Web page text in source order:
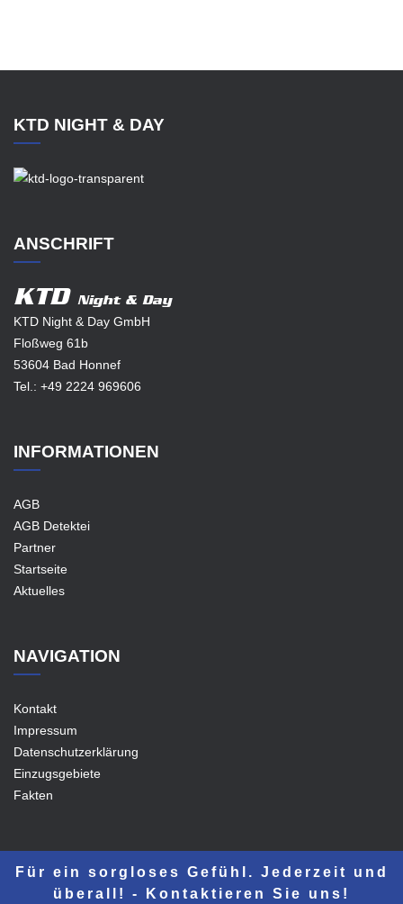
KTD NIGHT & DAY
ANSCHRIFT
KTD
Night & Day
KTD Night & Day GmbH
Floßweg 61b
53604 Bad Honnef
Tel.: +49 2224 969606
INFORMATIONEN
AGB
AGB Detektei
Partner
Startseite
Aktuelles
NAVIGATION
Kontakt
Impressum
Datenschutzerklärung
Einzugsgebiete
Fakten
Für ein sorgloses Gefühl. Jederzeit und
überall! - Kontaktieren Sie uns!